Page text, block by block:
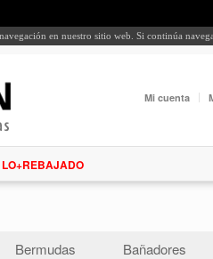
en nuestro sitio web. Si continúa
Mi cuenta
LO+REBAJADO
Bermudas Bañadores